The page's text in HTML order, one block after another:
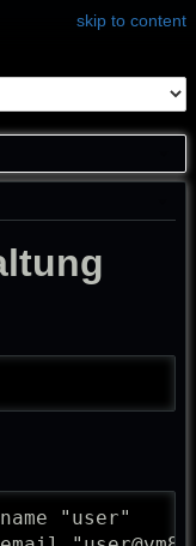
skip to content
"user"